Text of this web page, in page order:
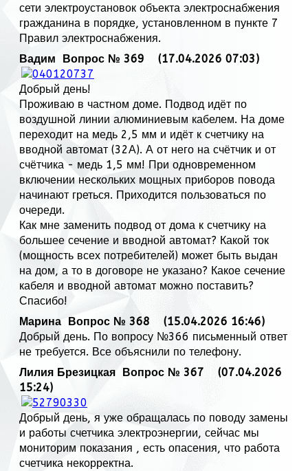
сети электроустановок объекта электроснабжения
гражданина в порядке, установленном в пункте 7
Правил электроснабжения.
Вадим
Вопрос № 369 (17.04.2026 07:03)
Добрый день!
Проживаю в частном доме. Подвод идёт по
воздушной линии алюминиевым кабелем. На доме
переходит на медь 2,5 мм и идёт к счетчику на
вводной автомат (32А). А от него на счётчик и от
счётчика - медь 1,5 мм! При одновременном
включении нескольких мощных приборов повода
начинают греться. Приходится пользоваться по
очереди.
Как мне заменить подвод от дома к счетчику на
большее сечение и вводной автомат? Какой ток
(мощность всех потребителей) может быть выдан
на дом, а то в договоре не указано? Какое сечение
кабеля и вводной автомат можно поставить?
Спасибо!
Марина
Вопрос № 368 (15.04.2026 16:46)
Добрый день. По вопросу №366 письменный ответ
не требуется. Все объяснили по телефону.
Лилия Брезицкая
Вопрос № 367 (07.04.2026
15:24)
Добрый день, я уже обращалась по поводу замены
и работы счетчика электроэнергии, сейчас мы
мониторим показания , есть опасения, что работа
счетчика некорректна.